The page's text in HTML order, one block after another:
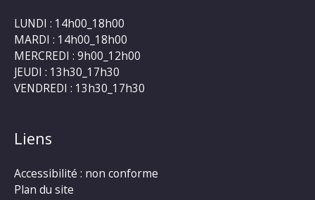
LUNDI : 14h00_18h00
MARDI : 14h00_18h00
MERCREDI : 9h00_12h00
JEUDI : 13h30_17h30
VENDREDI : 13h30_17h30
Liens
Accessibilité : non conforme
Plan du site